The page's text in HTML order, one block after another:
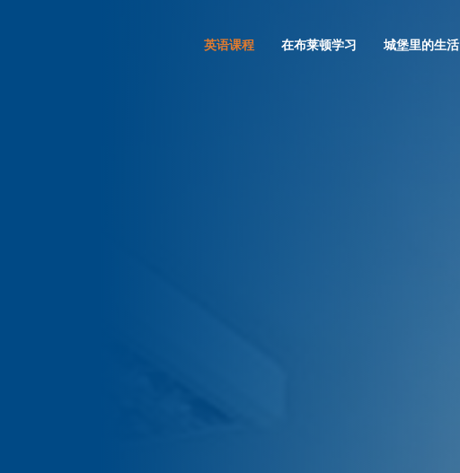
英语课程 在布莱顿学习 城堡里的生活